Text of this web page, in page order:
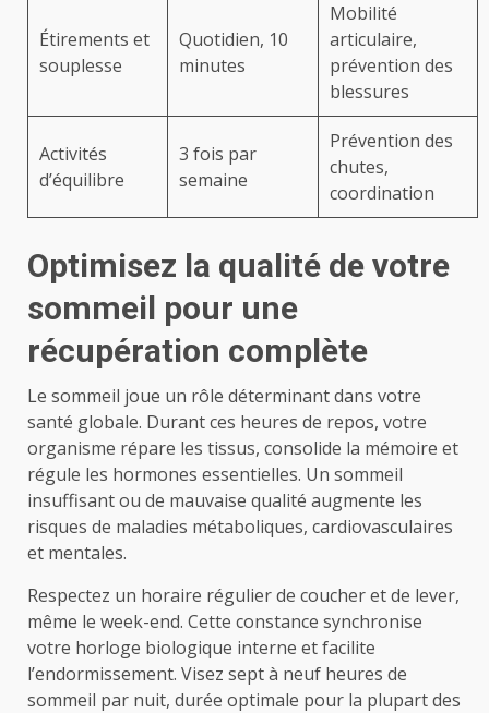
Étirements et
souplesse
Quotidien, 10
minutes
Mobilité
articulaire,
prévention des
blessures
Activités
d’équilibre
3 fois par
semaine
Prévention des
chutes,
coordination
Optimisez la qualité de votre
sommeil pour une
récupération complète
Le sommeil joue un rôle déterminant dans votre
santé globale. Durant ces heures de repos, votre
organisme répare les tissus, consolide la mémoire et
régule les hormones essentielles. Un sommeil
insuffisant ou de mauvaise qualité augmente les
risques de maladies métaboliques, cardiovasculaires
et mentales.
Respectez un horaire régulier de coucher et de lever,
même le week-end. Cette constance synchronise
votre horloge biologique interne et facilite
l’endormissement. Visez sept à neuf heures de
sommeil par nuit, durée optimale pour la plupart des